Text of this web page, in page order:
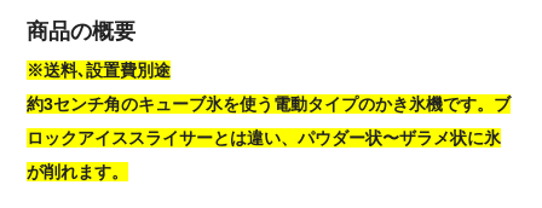
商品の概要
※送料､設置費別途
約3センチ角のキューブ氷を使う電動タイプのかき氷機です。ブ
ロックアイススライサーとは違い、パウダー状〜ザラメ状に氷
が削れます。